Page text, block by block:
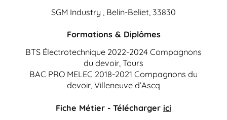
SGM Industry , Belin-Beliet, 33830
Formations & Diplômes
BTS Électrotechnique 2022-2024 Compagnons
du devoir, Tours
BAC PRO MELEC 2018-2021 Compagnons du
devoir, Villeneuve d’Ascq
Fiche Métier - Télécharger ici